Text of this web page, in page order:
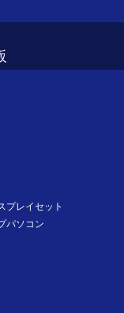
プレイセット
パソコン